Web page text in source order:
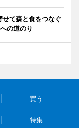
て森と食をつなぐ
の道のり
買う
特集